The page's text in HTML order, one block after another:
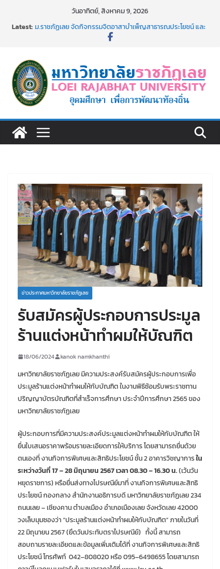
วันอาทิตย์, สิงหาคม 9, 2026
Latest:ม.ราชภัฏเลย จัดกิจกรรมจิตอาสาบำเพ็ญสาธารณประโยชน์ และ
เงินรายได้
ม.ราชภัฏเลย จัดมหกรรมวิชาการ เปิดบ้าน LRU ครั้งที่ 4 เปิดให้
นักเรียนมัธยมปลายค้นหาสาขาวิชาในฝัน สู่อนาคตที่ใช่
อธิการบดี มรภ.เลย ร่วมประชุมชี้แจงกับคณะอนุกรรมาธิการ
ประจำปีงบประมาณ พ.ศ. 2570
๑,๙๗๒ ชุด โดยวิธีเฉพาะเจาะจง
ข่าวประกาศมหาวิทยาลัยราชภัฏเลย
รับสมัครผู้ประกอบการประมูล
ร้านแต่งหน้าทำผมให้บัณฑิต
18/06/2024 kanok namkhanthi
มหาวิทยาลัยราชภัฏเลย มีความประสงค์รับสมัครผู้ประกอบการเพื่อ
ประมูลร้านแต่งหน้าทำผมให้กับบัณฑิต ในงานพิธีซ้อมรับพระราชทาน
ปริญญาบัตรบัณฑิตที่สำเร็จการศึกษา ประจำปีการศึกษา 2565 ของ
มหาวิทยาลัยราชภัฏเลย
ผู้ประกอบการที่มีความประสงค์ประมูลแต่งหน้าทำผมให้กับบัณฑิต ให้
ยื่นใบเสนอราคาพร้อมรายละเอียดการให้บริการ โดยสามารถยื่นด้วย
ตนเองที่ งานกิจการพิเศษและสิทธิประโยชน์ ชั้น 2 อาคารวิชญาการใน
ระหว่างวันที่ 17 – 28 มิถุนายน 2567 เวลา 08.30 – 16.30 น.(เว้นวัน
หยุดราชการ) หรือยื่นส่งทางไปรษณีย์มาที่ งานกิจการพิเศษและสิทธิ
ประโยชน์ กองกลาง สำนักงานอธิการบดี มหาวิทยาลัยราชภัฏเลย 234
ถนนเลย – เชียงคาน ตำบลเมือง อำเภอเมืองเลย จังหวัดเลย 42000
วงเล็บมุมซองว่า “ประมูลร้านแต่งหน้าทำผมให้กับบัณฑิต” ภายในวันที่
22 มิถุนายน 2567 (ยึดวันประทับตราไปรษณีย์) ทั้งนี้ สามารถ
สอบถามรายละเอียดและข้อมูลเพิ่มเติมได้ที่ งานกิจการพิเศษและสิทธิ
ประโยชน์ โทรศัพท์ 042–808020 หรือ 095–6498655 โดยสามารถ